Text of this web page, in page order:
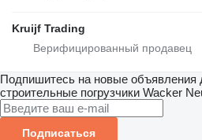
Kruijf Trading
Подпишитесь на новые объявления
строительные погрузчики Wacker
Подписаться